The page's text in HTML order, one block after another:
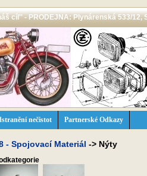
cíl'' - PRODEJNA: Plynárenská 533/12,
nečistot Partnerské Odkazy
- Spojovací Materiál -> Nýty